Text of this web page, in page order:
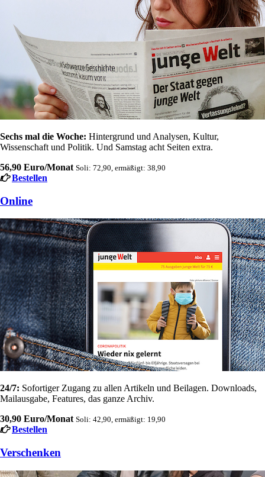
Sechs mal die Woche: Hintergrund und Analysen, Kultur,
Wissenschaft und Politik. Und Samstag acht Seiten extra.
56,90 Euro/Monat Soli: 72,90, ermäßigt: 38,90
Bestellen
Online
24/7: Sofortiger Zugang zu allen Artikeln und Beilagen. Downloads,
Mailausgabe, Features, das ganze Archiv.
30,90 Euro/Monat Soli: 42,90, ermäßigt: 19,90
Bestellen
Verschenken